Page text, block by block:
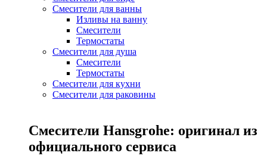
Смесители для ванны
Изливы на ванну
Смесители
Термостаты
Смесители для душа
Смесители
Термостаты
Смесители для кухни
Смесители для раковины
Смесители Hansgrohe: оригинал из
официального сервиса